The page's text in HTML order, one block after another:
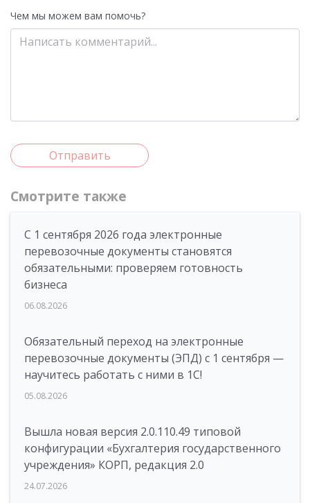
Чем мы можем вам помочь?
Отправить
Смотрите также
С 1 сентября 2026 года электронные
перевозочные документы становятся
обязательными: проверяем готовность
бизнеса
06.08.2026
Обязательный переход на электронные
перевозочные документы (ЭПД) с 1 сентября —
научитесь работать с ними в 1С!
05.08.2026
Вышла новая версия 2.0.110.49 типовой
конфигурации «Бухгалтерия государственного
учреждения» КОРП, редакция 2.0
24.07.2026